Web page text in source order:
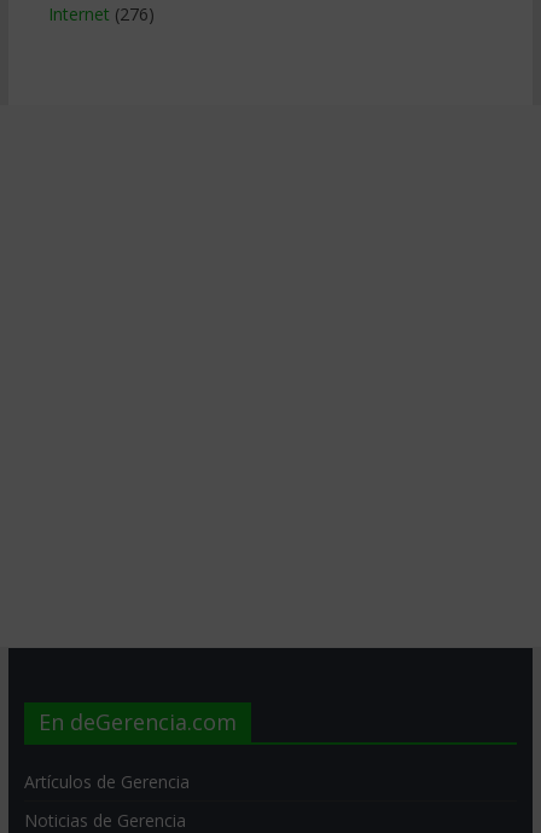
Internet (276)
En deGerencia.com
Artículos de Gerencia
Noticias de Gerencia